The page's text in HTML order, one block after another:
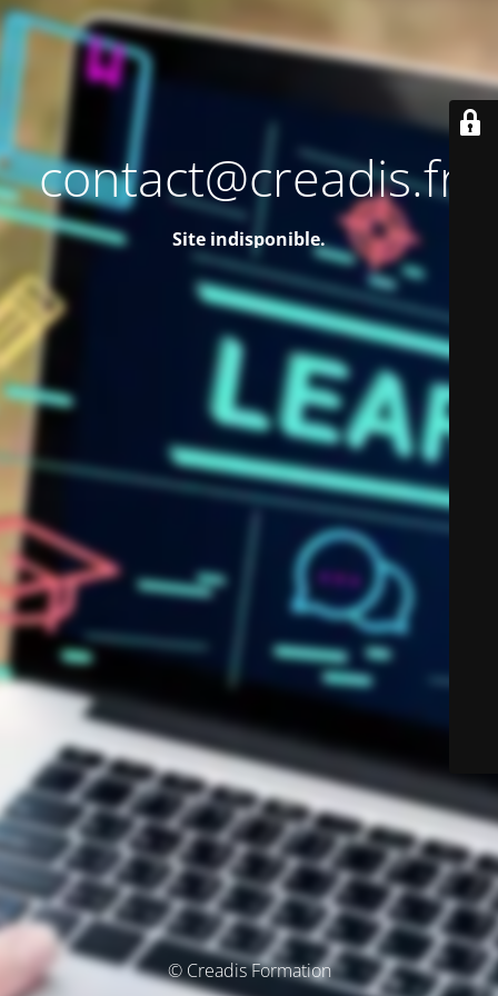
contact@creadis.fr
Site indisponible.
© Creadis Formation